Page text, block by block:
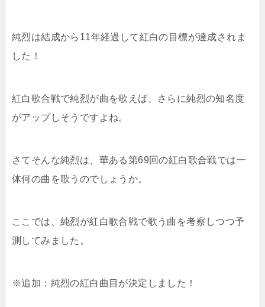
純烈は結成から11年経過して紅白の目標が達成されま
した！
紅白歌合戦で純烈が曲を歌えば、さらに純烈の知名度
がアップしそうですよね。
さてそんな純烈は、華ある第69回の紅白歌合戦では一
体何の曲を歌うのでしょうか。
ここでは、純烈が紅白歌合戦で歌う曲を考察しつつ予
測してみました。
※追加：純烈の紅白曲目が決定しました！